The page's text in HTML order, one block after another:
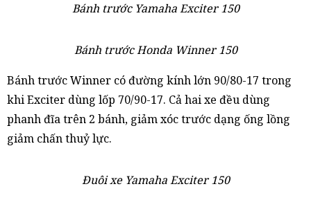
Bánh trước Yamaha Exciter 150
Bánh trước Honda Winner 150
Bánh trước Winner có đường kính lớn 90/80-17 trong
khi Exciter dùng lốp 70/90-17. Cả hai xe đều dùng
phanh đĩa trên 2 bánh, giảm xóc trước dạng ống lồng
giảm chấn thuỷ lực.
Đuôi xe Yamaha Exciter 150